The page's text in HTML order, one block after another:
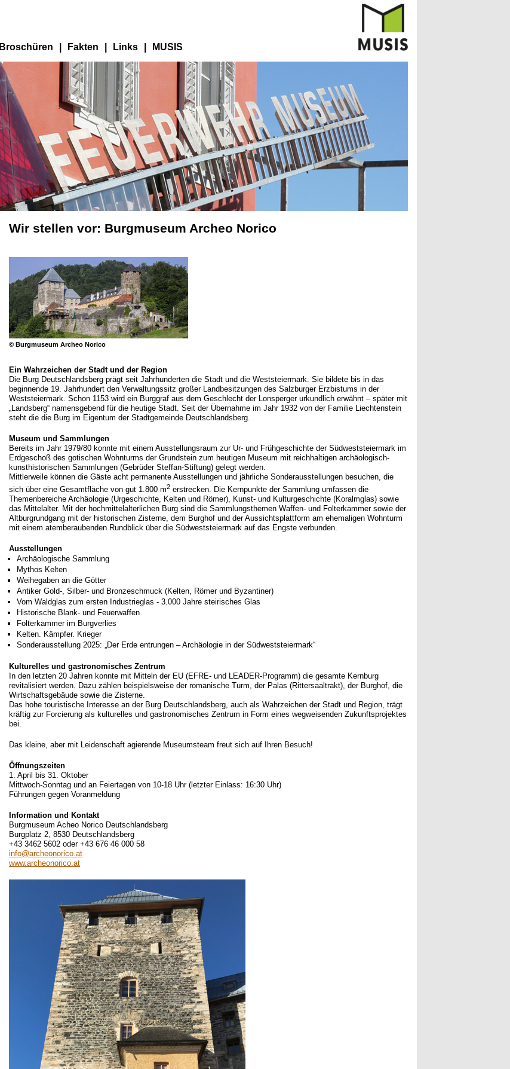
Broschüren Fakten Links MUSIS
Wir stellen vor: Burgmuseum Archeo Norico
© Burgmuseum Archeo Norico
Ein Wahrzeichen der Stadt und der Region
Die Burg Deutschlandsberg prägt seit Jahrhunderten die Stadt und die Weststeiermark. Sie bildete bis in das
beginnende 19. Jahrhundert den Verwaltungssitz großer Landbesitzungen des Salzburger Erzbistums in der
Weststeiermark. Schon 1153 wird ein Burggraf aus dem Geschlecht der Lonsperger urkundlich erwähnt – später mit
„Landsberg“ namensgebend für die heutige Stadt. Seit der Übernahme im Jahr 1932 von der Familie Liechtenstein
steht die die Burg im Eigentum der Stadtgemeinde Deutschlandsberg.
Museum und Sammlungen
Bereits im Jahr 1979/80 konnte mit einem Ausstellungsraum zur Ur- und Frühgeschichte der Südweststeiermark im
Erdgeschoß des gotischen Wohnturms der Grundstein zum heutigen Museum mit reichhaltigen archäologisch-
kunsthistorischen Sammlungen (Gebrüder Steffan-Stiftung) gelegt werden.
Mittlerweile können die Gäste acht permanente Ausstellungen und jährliche Sonderausstellungen besuchen, die
sich über eine Gesamtfläche von gut 1.800 m2 erstrecken. Die Kernpunkte der Sammlung umfassen die
Themenbereiche Archäologie (Urgeschichte, Kelten und Römer), Kunst- und Kulturgeschichte (Koralmglas) sowie
das Mittelalter. Mit der hochmittelalterlichen Burg sind die Sammlungsthemen Waffen- und Folterkammer sowie der
Altburgrundgang mit der historischen Zisterne, dem Burghof und der Aussichtsplattform am ehemaligen Wohnturm
mit einem atemberaubenden Rundblick über die Südweststeiermark auf das Engste verbunden.
Ausstellungen
Archäologische Sammlung
Mythos Kelten
Weihegaben an die Götter
Antiker Gold-, Silber- und Bronzeschmuck (Kelten, Römer und Byzantiner)
Vom Waldglas zum ersten Industrieglas - 3.000 Jahre steirisches Glas
Historische Blank- und Feuerwaffen
Folterkammer im Burgverlies
Kelten. Kämpfer. Krieger
Sonderausstellung 2025: „Der Erde entrungen – Archäologie in der Südweststeiermark“
Kulturelles und gastronomisches Zentrum
In den letzten 20 Jahren konnte mit Mitteln der EU (EFRE- und LEADER-Programm) die gesamte Kernburg
revitalisiert werden. Dazu zählen beispielsweise der romanische Turm, der Palas (Rittersaaltrakt), der Burghof, die
Wirtschaftsgebäude sowie die Zisterne.
Das hohe touristische Interesse an der Burg Deutschlandsberg, auch als Wahrzeichen der Stadt und Region, trägt
kräftig zur Forcierung als kulturelles und gastronomisches Zentrum in Form eines wegweisenden Zukunftsprojektes
bei.
Das kleine, aber mit Leidenschaft agierende Museumsteam freut sich auf Ihren Besuch!
Öffnungszeiten
1. April bis 31. Oktober
Mittwoch-Sonntag und an Feiertagen von 10-18 Uhr (letzter Einlass: 16:30 Uhr)
Führungen gegen Voranmeldung
Information und Kontakt
Burgmuseum Acheo Norico Deutschlandsberg
Burgplatz 2, 8530 Deutschlandsberg
+43 3462 5602 oder +43 676 46 000 58
info@archeonorico.at
www.archeonorico.at